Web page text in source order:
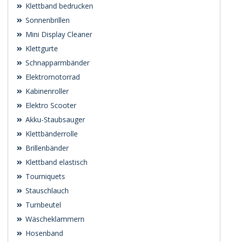
Klettband bedrucken
Sonnenbrillen
Mini Display Cleaner
Klettgurte
Schnapparmbänder
Elektromotorrad
Kabinenroller
Elektro Scooter
Akku-Staubsauger
Klettbänderrolle
Brillenbänder
Klettband elastisch
Tourniquets
Stauschlauch
Turnbeutel
Wäscheklammern
Hosenband